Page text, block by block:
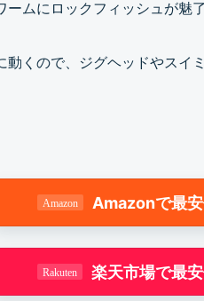
ムにロックフィッシュが魅了
くので、ジグヘッドやスイ
Amazonで最
楽天市場で最